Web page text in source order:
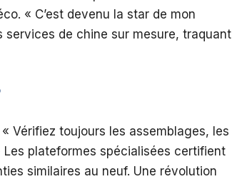
« C’est devenu la star de mon
de chine sur mesure, traquant
Vérifiez toujours les assemblages, les
Les plateformes spécialisées certifient
similaires au neuf. Une révolution